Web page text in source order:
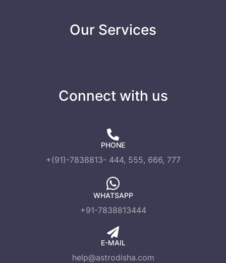
Our Services
Connect with us
PHONE
+(91)-7838813- 444, 555, 666, 777
WHATSAPP
+91-7838813444
E-MAIL
help@astrodisha.com